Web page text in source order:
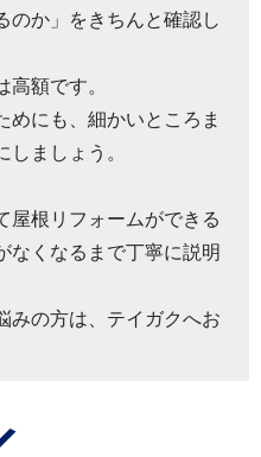
のか」をきちんと確認し
額です。
めにも、細かいところま
ましょう。
屋根リフォームができる
なくなるまで丁寧に説明
みの方は、テイガクへお